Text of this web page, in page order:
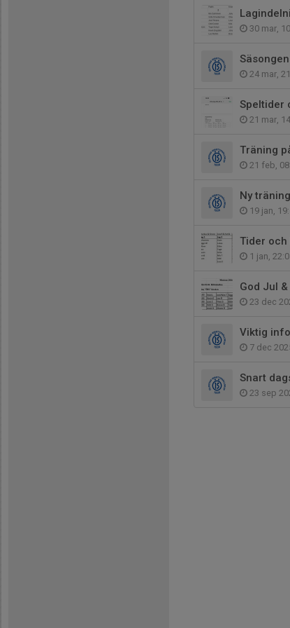
30 mar,
24 mar,
Speltider
21 mar,
Träning
21 feb,
Ny
19 jan,
Tider
1 jan,
God Jul
23 dec
Viktig
7 dec
Snart
23 sep